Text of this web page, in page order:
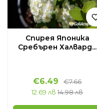
Спирея Японика
Сребърен Халвард...
€6.49 €7.66
12.69 лв 14.98 лв